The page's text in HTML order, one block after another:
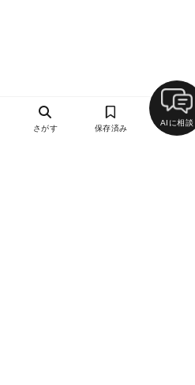
さがす 保存済み
AIに相談